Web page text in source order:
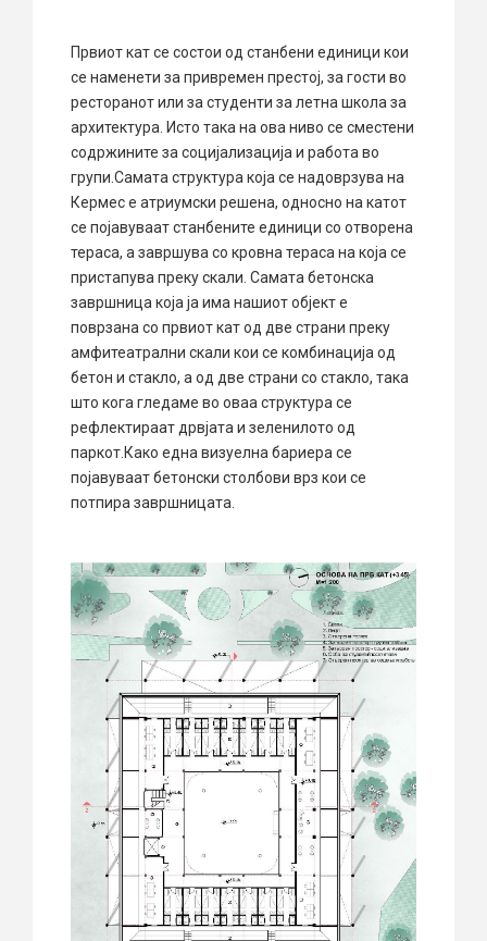
Првиот кат се состои од станбени единици кои
се наменети за привремен престој, за гости во
ресторанот или за студенти за летна школа за
архитектура. Исто така на ова ниво се сместени
содржините за социјализација и работа во
групи.Самата структура која се надоврзува на
Кермес е атриумски решена, односно на катот
се појавуваат станбените единици со отворена
тераса, а завршува со кровна тераса на која се
пристапува преку скали. Самата бетонска
завршница која ја има нашиот објект е
поврзана со првиот кат од две страни преку
амфитеатрални скали кои се комбинација од
бетон и стакло, а од две страни со стакло, така
што кога гледаме во оваа структура се
рефлектираат дрвјата и зеленилото од
паркот.Како една визуелна бариера се
појавуваат бетонски столбови врз кои се
потпира завршницата.